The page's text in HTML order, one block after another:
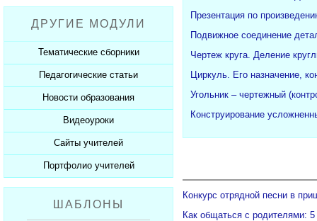
Пожарная безопасность
СанПиНы
Должностные обязанности
Планы, справки, протоколы
Презентации к Дню матери
Презентации к Новому году
Презентации к 23 февраля
Презентации к 8 марта
Презентации к Дню Победы
350 лет Петру I
Разработки учащихся
Софт для учителя
ДРУГИЕ МОДУЛИ
Тематические сборники
Сборники презентаций
Педагогические статьи
Каталог статей
Добавить статью
Новости образования
Новости образования
Видеоуроки
Видеоуроки ЕГЭ и ОГЭ
Сайты учителей
Каталог сайтов
Добавить сайт
Портфолио учителей
Каталог портфолио
Добавить портфолио
ШАБЛОНЫ
Презентация по
Подвижное соединение
Чертеж круга. Деление
Циркуль. Его назначение,
Угольник – чертежный
Конструирование
Конкурс отрядной песни в
Как общаться с родителями: 5